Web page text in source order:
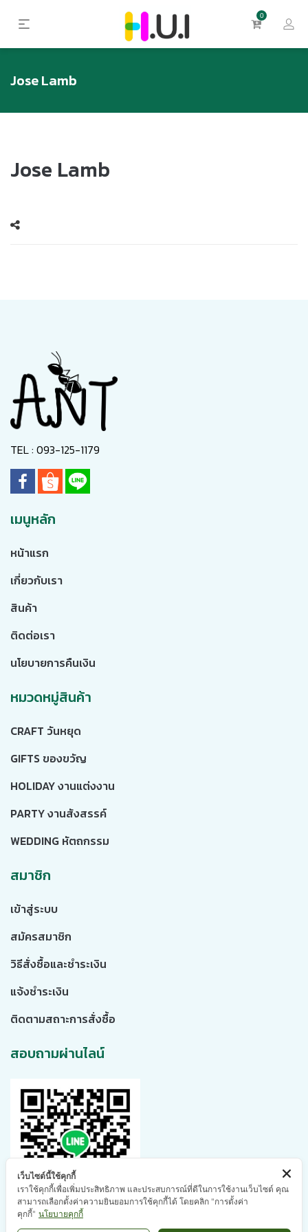
0
Jose Lamb
Jose Lamb
TEL : 093-125-1179
เมนูหลัก
หน้าแรก
เกี่ยวกับเรา
สินค้า
ติดต่อเรา
นโยบายการคืนเงิน
หมวดหมู่สินค้า
CRAFT วันหยุด
GIFTS ของขวัญ
HOLIDAY งานแต่งงาน
PARTY งานสังสรรค์
WEDDING หัตถกรรม
สมาชิก
เข้าสู่ระบบ
สมัครสมาชิก
วิธีสั่งซื้อและชำระเงิน
แจ้งชำระเงิน
ติดตามสถาะการสั่งซื้อ
สอบถามผ่านไลน์
เว็บไซต์นี้ใช้คุกกี้
เราใช้คุกกี้เพื่อเพิ่มประสิทธิภาพ และประสบการณ์ที่ดีในการใช้งานเว็บไซต์ คุณ
สามารถเลือกตั้งค่าความยินยอมการใช้คุกกี้ได้ โดยคลิก "การตั้งค่า
คุกกี้" นโยบายคุกกี้